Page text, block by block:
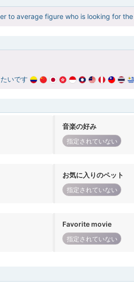
to average figure who is looking for the
いです
音楽の好み
指定されていない
お気に入りのペット
指定されていない
Favorite movie
指定されていない